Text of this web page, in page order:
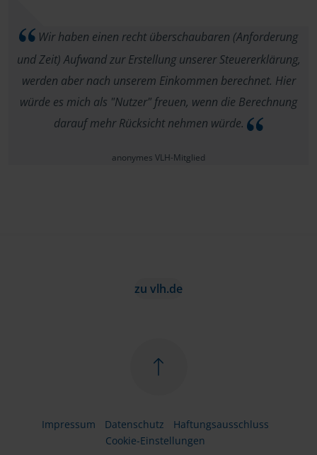
Wir haben einen recht überschaubaren (Anforderung
und Zeit) Aufwand zur Erstellung unserer Steuererklärung,
werden aber nach unserem Einkommen berechnet. Hier
würde es mich als "Nutzer" freuen, wenn die Berechnung
darauf mehr Rücksicht nehmen würde.
anonymes VLH-Mitglied
zu vlh.de
Impressum Datenschutz
Haftungsausschluss
Cookie-Einstellungen